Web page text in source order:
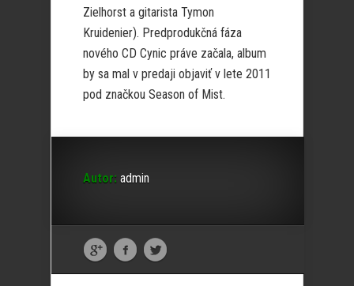
Zielhorst a gitarista Tymon
Kruidenier). Predprodukčná fáza
nového CD Cynic práve začala, album
by sa mal v predaji objaviť v lete 2011
pod značkou Season of Mist.
Autor: admin